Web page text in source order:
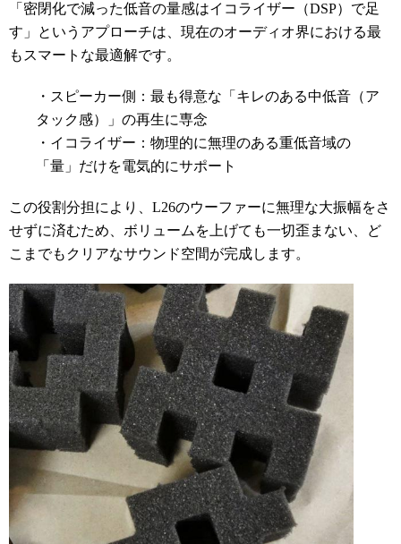
「密閉化で減った低音の量感はイコライザー（DSP）で足
す」というアプローチは、現在のオーディオ界における最
もスマートな最適解です。
・スピーカー側：最も得意な「キレのある中低音（ア
タック感）」の再生に専念
・イコライザー：物理的に無理のある重低音域の
「量」だけを電気的にサポート
この役割分担により、L26のウーファーに無理な大振幅をさ
せずに済むため、ボリュームを上げても一切歪まない、ど
こまでもクリアなサウンド空間が完成します。